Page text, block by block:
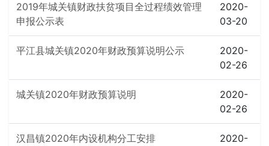
2019年城关镇财政扶贫项目全过程绩效管理
申报公示表
2020-
03-20
平江县城关镇2020年财政预算说明公示
2020-
02-26
城关镇2020年财政预算说明
2020-
02-26
汉昌镇2020年内设机构分工安排
2020-